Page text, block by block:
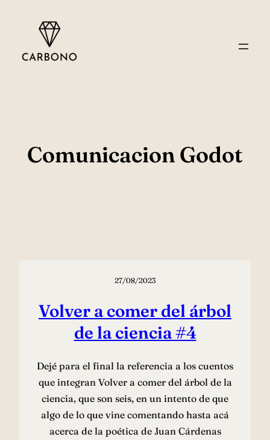
contenido
Comunicacion Godot
27/08/2023
Volver a comer del árbol
de la ciencia #4
Dejé para el final la referencia a los cuentos
que integran Volver a comer del árbol de la
ciencia, que son seis, en un intento de que
algo de lo que vine comentando hasta acá
acerca de la poética de Juan Cárdenas